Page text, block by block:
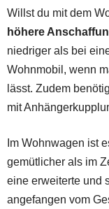
Willst du mit dem
höhere
niedriger als bei
Wohnmobil, wenn
lässt. Zudem
mit
Im Wohnwagen ist
gemütlicher als im
eine erweiterte und
angefangen vom